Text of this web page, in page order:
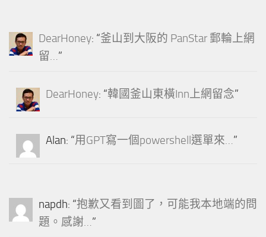
DearHoney: “釜山到大阪的 PanStar 郵輪上網
留…”
DearHoney: “韓國釜山東橫Inn上網留念”
Alan: “用GPT寫一個powershell選單來…”
napdh: “抱歉又看到圖了，可能我本地端的問
題。感謝…”